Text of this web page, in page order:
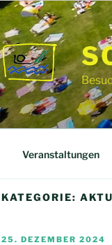
Veranstaltungen
KATEGORIE:
VERÖFFENTLICHT
25. DEZEMBER 2024